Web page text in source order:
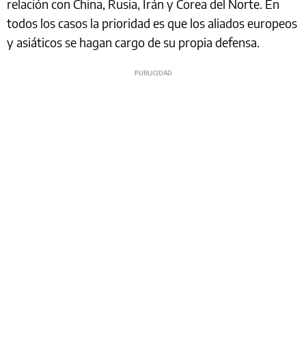
relación con China, Rusia, Irán y Corea del Norte. En
todos los casos la prioridad es que los aliados europeos
y asiáticos se hagan cargo de su propia defensa.